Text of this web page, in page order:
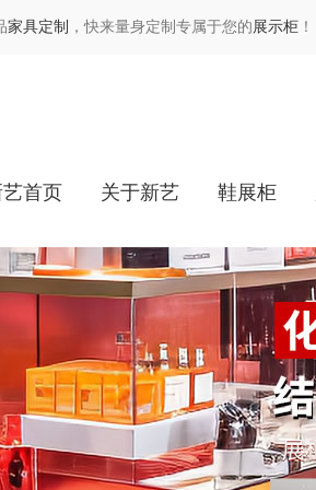
家具定制 ，快来量身定制专属于您的展示柜 ！
艺首页 关于新艺 鞋展柜